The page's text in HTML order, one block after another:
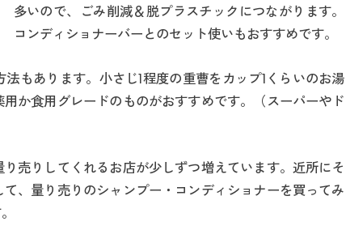
多いので、ごみ削減＆脱プラスチックにつながります。
コンディショナーバーとのセット使いもおすすめです。
もあります。小さじ1程度の重曹をカップ1くらいのお湯
か食用グレードのものがおすすめです。（スーパーやド
売りしてくれるお店が少しずつ増えています。近所にそ
、量り売りのシャンプー・コンディショナーを買ってみ